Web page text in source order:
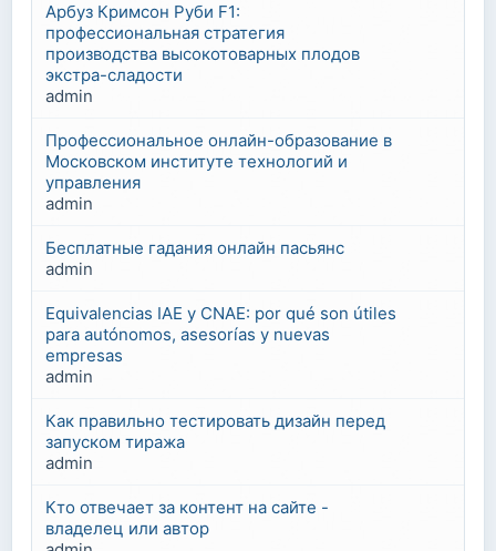
Арбуз Кримсон Руби F1:
профессиональная стратегия
производства высокотоварных плодов
экстра-сладости
admin
Профессиональное онлайн-образование в
Московском институте технологий и
управления
admin
Бесплатные гадания онлайн пасьянс
admin
Equivalencias IAE y CNAE: por qué son útiles
para autónomos, asesorías y nuevas
empresas
admin
Как правильно тестировать дизайн перед
запуском тиража
admin
Кто отвечает за контент на сайте -
владелец или автор